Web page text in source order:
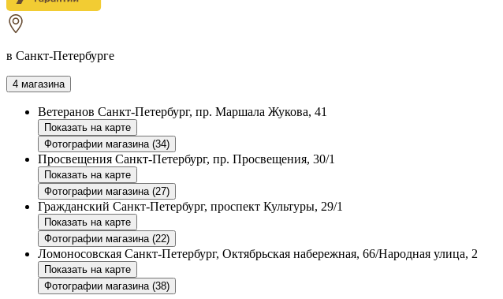
в Санкт-Петербурге
4 магазина
Ветеранов Санкт-Петербург, пр. Маршала Жукова, 41
Показать на карте
Фотографии магазина (34)
Просвещения Санкт-Петербург, пр. Просвещения, 30/1
Показать на карте
Фотографии магазина (27)
Гражданский Санкт-Петербург, проспект Культуры, 29/1
Показать на карте
Фотографии магазина (22)
Ломоносовская Санкт-Петербург, Октябрьская набережная, 66/Народная улица, 2
Показать на карте
Фотографии магазина (38)